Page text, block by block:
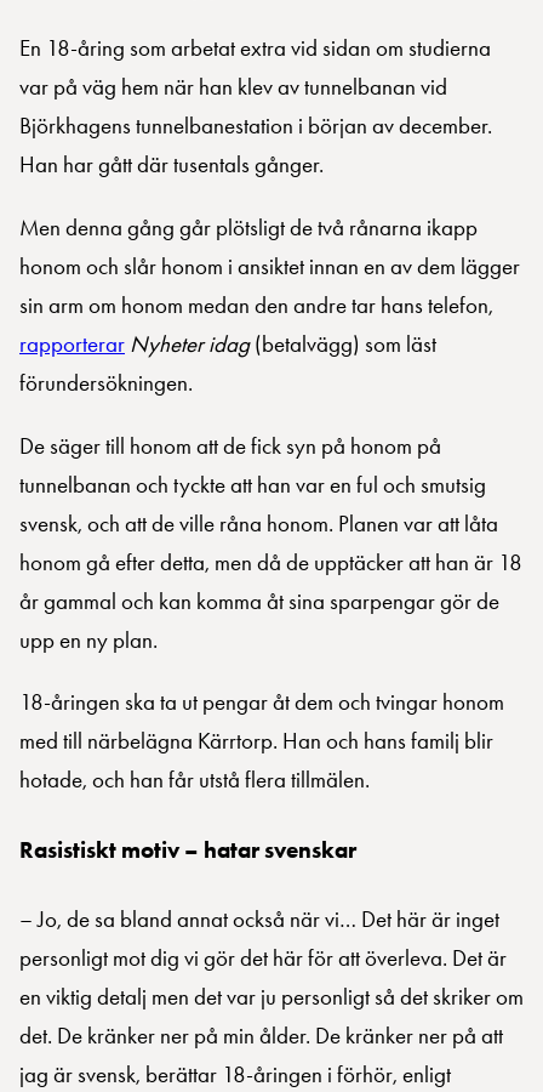
En 18-åring som arbetat extra vid sidan om studierna
var på väg hem när han klev av tunnelbanan vid
Björkhagens tunnelbanestation i början av december.
Han har gått där tusentals gånger.
Men denna gång går plötsligt de två rånarna ikapp
honom och slår honom i ansiktet innan en av dem lägger
sin arm om honom medan den andre tar hans telefon,
rapporterar Nyheter idag(betalvägg) som läst
förundersökningen.
De säger till honom att de fick syn på honom på
tunnelbanan och tyckte att han var en ful och smutsig
svensk, och att de ville råna honom. Planen var att låta
honom gå efter detta, men då de upptäcker att han är 18
år gammal och kan komma åt sina sparpengar gör de
upp en ny plan.
18-åringen ska ta ut pengar åt dem och tvingar honom
med till närbelägna Kärrtorp. Han och hans familj blir
hotade, och han får utstå flera tillmälen.
Rasistiskt motiv – hatar svenskar
– Jo, de sa bland annat också när vi… Det här är inget
personligt mot dig vi gör det här för att överleva. Det är
en viktig detalj men det var ju personligt så det skriker om
det. De kränker ner på min ålder. De kränker ner på att
jag är svensk, berättar 18-åringen i förhör, enligt